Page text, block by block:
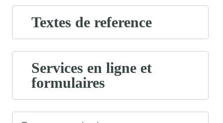
Textes de reference
Services en ligne et
formulaires